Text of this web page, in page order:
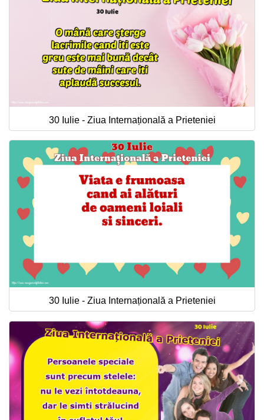
30 Iulie - Ziua Internațională a Prieteniei
30 Iulie - Ziua Internațională a Prieteniei